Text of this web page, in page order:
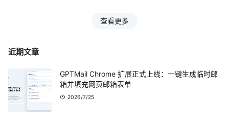
查看更多
近期文章
GPTMail Chrome 扩展正式上线：一键生成临时邮
箱并填充网页邮箱表单
2026/7/25